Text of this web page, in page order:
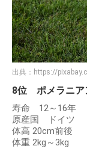
出典： https://
8位 ポメラニア
寿命 12～16年
原産国 ドイツ
体高 20cm前後
体重 2kg～3kg